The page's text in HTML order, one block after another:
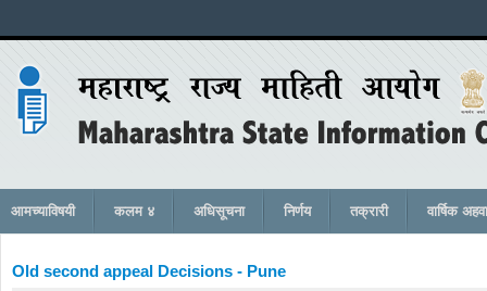
आमच्याविषयी कलम ४ अधिसूचना निर्णय तक्रारी वार्षिक
Old second appeal Decisions - Pune